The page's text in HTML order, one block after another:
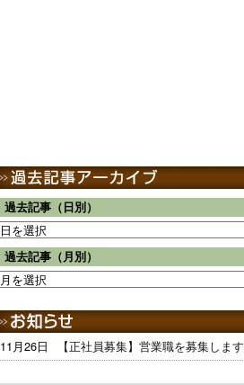
過去記事（日別）
過去記事（月別）
11月26日 【正社員募集】営業職を募集します